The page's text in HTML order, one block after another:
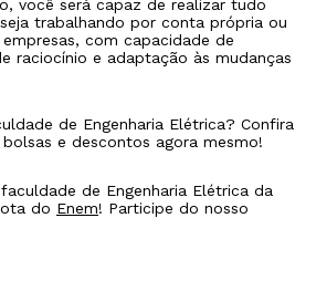
você será capaz de realizar tudo
trabalhando por conta própria ou
com capacidade de
raciocínio e adaptação às mudanças
de Engenharia Elétrica? Confira
e descontos agora mesmo!
de Engenharia Elétrica da
do Enem! Participe do nosso